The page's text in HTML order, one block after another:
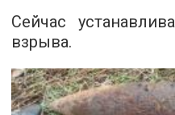
Сейчас
взрыва.